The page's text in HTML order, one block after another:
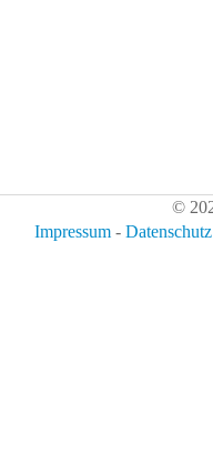
©
Impressum - Datenschutz